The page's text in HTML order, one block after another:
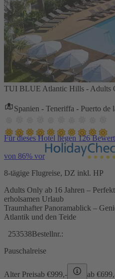
TUI BLUE Atlantic Hills - Adults
Spanien - Teneriffa - Puerto de
Für dieses Hotel liegen 126
von 86% vor
8-tägige Flugreise, DZ inkl. HP
Adults Only ab 16 Jahren –
erholsamen Urlaub
Traumhafter Panoramablick –
Atlantik und den Teide
253538Bestellnr.:
Pauschalreise
Alter Preisab €999,- ab €